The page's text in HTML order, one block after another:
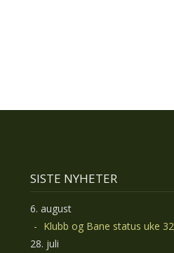
SISTE NYHETER
6. august
Klubb og Bane status uke 32
28. juli